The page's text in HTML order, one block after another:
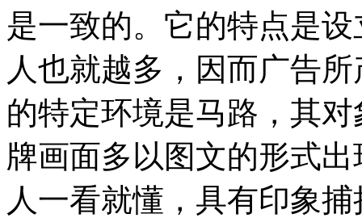
是一致的。它的特点是
人也就越多，因而广告
的特定环境是马路，其
牌画面多以图文的形式
人一看就懂，具有印象